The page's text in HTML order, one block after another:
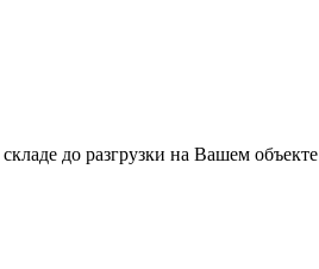
до разгрузки на Вашем объекте